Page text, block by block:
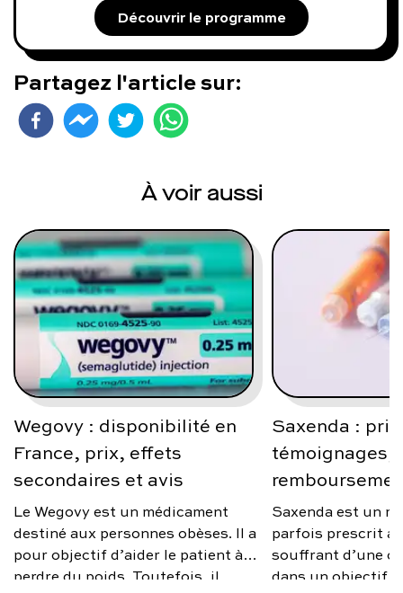
Découvrir le programme
Partagez l'article sur:
À voir aussi
Wegovy : disponibilité en
France, prix, effets
secondaires et avis
Le Wegovy est un médicament
destiné aux personnes obèses. Il a
pour objectif d’aider le patient à
perdre du poids. Toutefois, il
Saxenda :
témoignages,
Saxenda est un
parfois prescrit
souffrant d’une
dans un objectif